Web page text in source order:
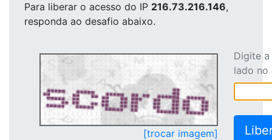
Para liberar o acesso do IP 216.73.216.146,
responda ao desafio abaixo.
[trocar imagem]
Digite
lado no